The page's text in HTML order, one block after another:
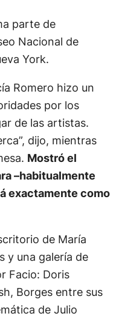
parte de
Nacional de
York.
Romero hizo un
por los
de las artistas.
dijo, mientras
Mostró el
–habitualmente
exactamente como
de María
y una galería de
Facio: Doris
Borges entre sus
de Julio